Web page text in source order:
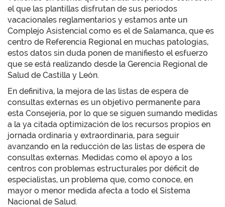
el que las plantillas disfrutan de sus periodos
vacacionales reglamentarios y estamos ante un
Complejo Asistencial como es el de Salamanca, que es
centro de Referencia Regional en muchas patologías,
estos datos sin duda ponen de manifiesto el esfuerzo
que se está realizando desde la Gerencia Regional de
Salud de Castilla y León.
En definitiva, la mejora de las listas de espera de
consultas externas es un objetivo permanente para
esta Consejería, por lo que se siguen sumando medidas
a la ya citada optimización de los recursos propios en
jornada ordinaria y extraordinaria, para seguir
avanzando en la reducción de las listas de espera de
consultas externas. Medidas como el apoyo a los
centros con problemas estructurales por déficit de
especialistas, un problema que, como conoce, en
mayor o menor medida afecta a todo el Sistema
Nacional de Salud.